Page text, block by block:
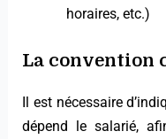
horaires, etc.)
La convention
Il est nécessaire
dépend le salarié,